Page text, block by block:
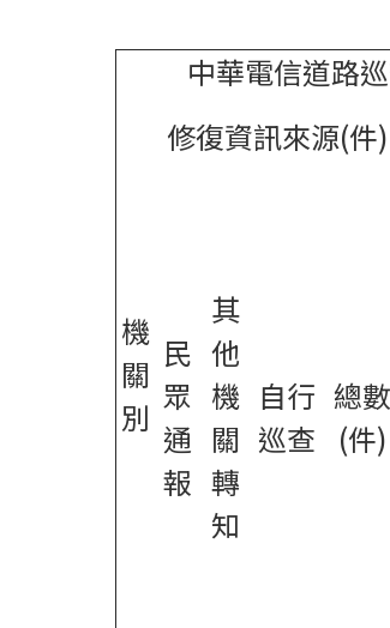
中華電信道路
機
關
別
修復資訊來源(件)
民
眾
通
報
其
他
機
關
轉
知
自行
巡查
總數
(件)